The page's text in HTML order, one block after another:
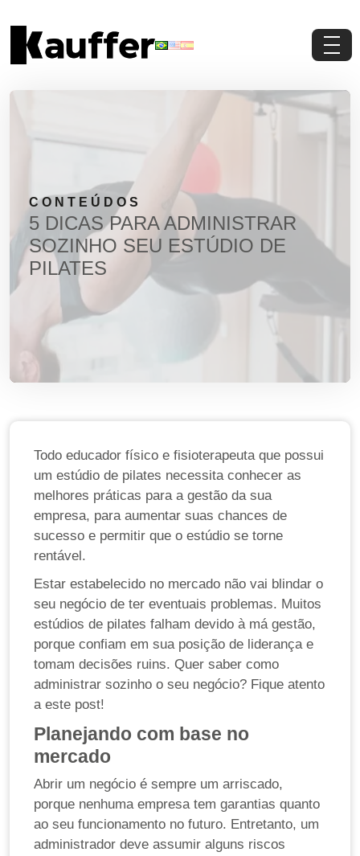
Contato
Materiais Gratuitos
Solicite um Orçamento
CONTEÚDOS
5 DICAS PARA ADMINISTRAR
SOZINHO SEU ESTÚDIO DE
PILATES
Todo educador físico e fisioterapeuta que possui
um estúdio de pilates necessita conhecer as
melhores práticas para a gestão da sua
empresa, para aumentar suas chances de
sucesso e permitir que o estúdio se torne
rentável.
Estar estabelecido no mercado não vai blindar o
seu negócio de ter eventuais problemas. Muitos
estúdios de pilates falham devido à má gestão,
porque confiam em sua posição de liderança e
tomam decisões ruins. Quer saber como
administrar sozinho o seu negócio? Fique atento
a este post!
Planejando com base no
mercado
Abrir um negócio é sempre um arriscado,
porque nenhuma empresa tem garantias quanto
ao seu funcionamento no futuro. Entretanto, um
administrador deve assumir alguns riscos